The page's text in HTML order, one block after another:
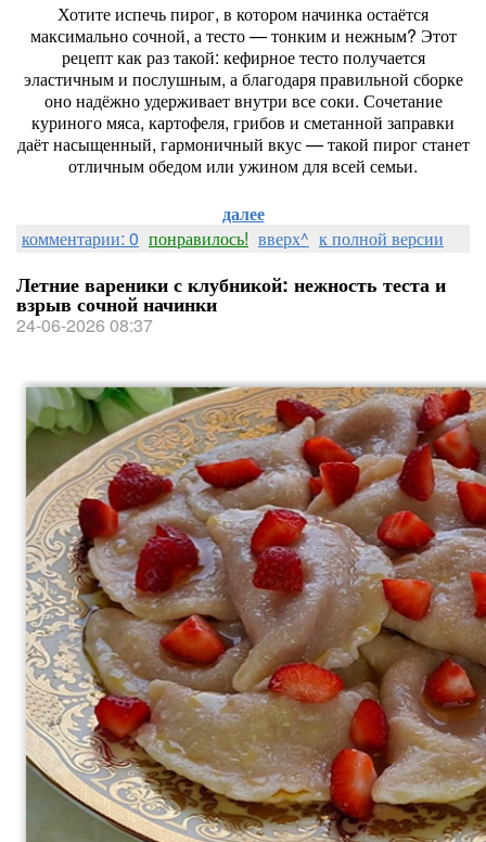
Хотитеиспечьпирог, в которомначинкаостаётся
максимальносочной, атесто— тонкими нежным? Этот
рецепткакразтакой: кефирноетестополучается
эластичными послушным, аблагодаряправильной сборке
ононадёжноудерживаетвнутри всесоки. Сочетание
куриногомяса, картофеля, грибов и сметанной заправки
даётнасыщенный, гармоничный вкус— такой пирогстанет
отличнымобедомили ужиномдлявсей семьи.
далее
комментарии: 0 понравилось! вверх^ к полной версии
Летние вареники с клубникой: нежность теста и
взрыв сочной начинки
24-06-2026 08:37